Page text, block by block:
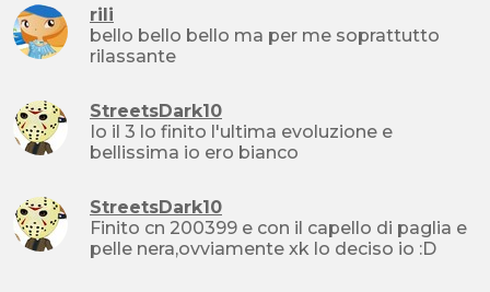
rili
bello bello bello ma per me soprattutto
rilassante
StreetsDark10
Io il 3 lo finito l'ultima evoluzione e
bellissima io ero bianco
StreetsDark10
Finito cn 200399 e con il capello di paglia e
pelle nera,ovviamente xk lo deciso io :D